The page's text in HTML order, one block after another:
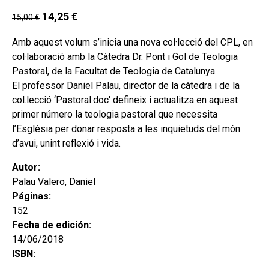
15,00€ 14,25€
Amb aquest volum s’inicia una nova col·lecció del CPL, en
col·laboració amb la Càtedra Dr. Pont i Gol de Teologia
Pastoral, de la Facultat de Teologia de Catalunya.
El professor Daniel Palau, director de la càtedra i de la
col.lecció ‘Pastoral.doc' defineix i actualitza en aquest
primer número la teologia pastoral que necessita
l’Església per donar resposta a les inquietuds del món
d’avui, unint reflexió i vida.
Autor:
Palau Valero, Daniel
Páginas:
152
Fecha de edición:
14/06/2018
ISBN: